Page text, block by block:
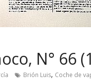
N° 66
Brión Luis, Coche de